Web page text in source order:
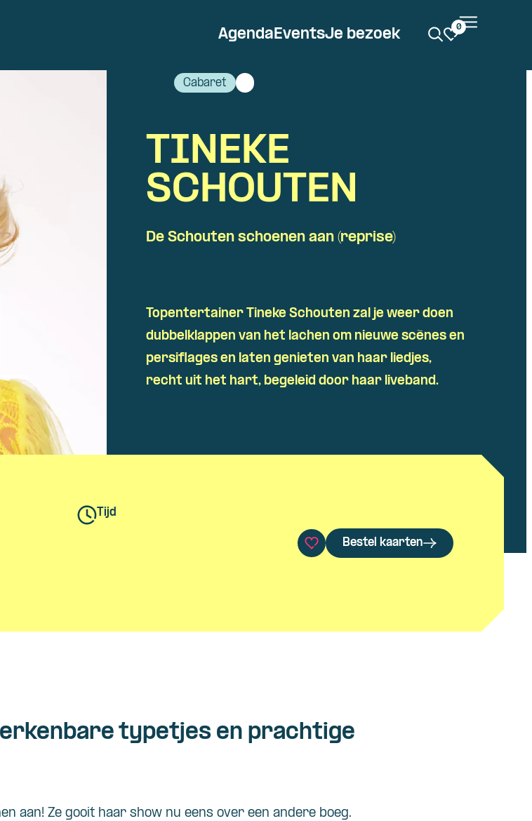
AgendaEventsJe bezoek 0
Cabaret
TINEKE
SCHOUTEN
De Schouten schoenen aan (reprise)
Topentertainer Tineke Schouten zal je weer doen
dubbelklappen van het lachen om nieuwe scènes en
persiflages en laten genieten van haar liedjes,
recht uit het hart, begeleid door haar liveband.
Tijd
Bestel kaarten
typetjes en prachtige
aan! Ze gooit haar show nu eens over een andere boeg.